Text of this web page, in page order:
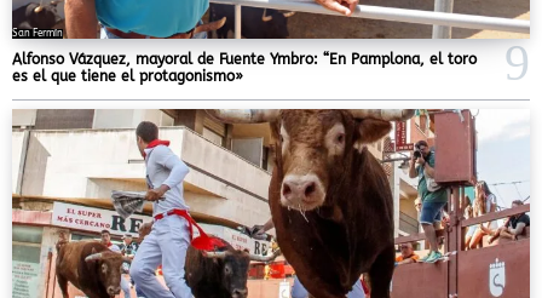
San Fermín
Alfonso Vázquez, mayoral de Fuente Ymbro: “En Pamplona, el toro
es el que tiene el protagonismo»